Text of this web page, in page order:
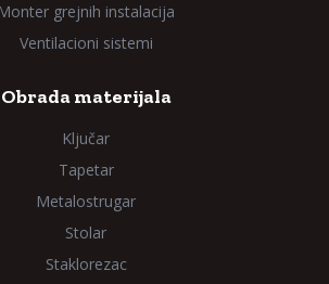
Monter grejnih instalacija
Ventilacioni sistemi
Obrada materijala
Ključar
Tapetar
Metalostrugar
Stolar
Staklorezac